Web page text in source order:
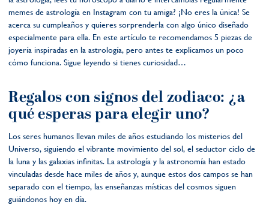
memes de astrología en Instagram con tu amiga? ¡No eres la única! Se
acerca su cumpleaños y quieres sorprenderla con algo único diseñado
especialmente para ella. En este artículo te recomendamos 5 piezas de
joyería inspiradas en la astrología, pero antes te explicamos un poco
cómo funciona. Sigue leyendo si tienes curiosidad…
Regalos con signos del zodiaco: ¿a
qué esperas para elegir uno?
Los seres humanos llevan miles de años estudiando los misterios del
Universo, siguiendo el vibrante movimiento del sol, el seductor ciclo de
la luna y las galaxias infinitas. La astrología y la astronomía han estado
vinculadas desde hace miles de años y, aunque estos dos campos se han
separado con el tiempo, las enseñanzas místicas del cosmos siguen
guiándonos hoy en día.